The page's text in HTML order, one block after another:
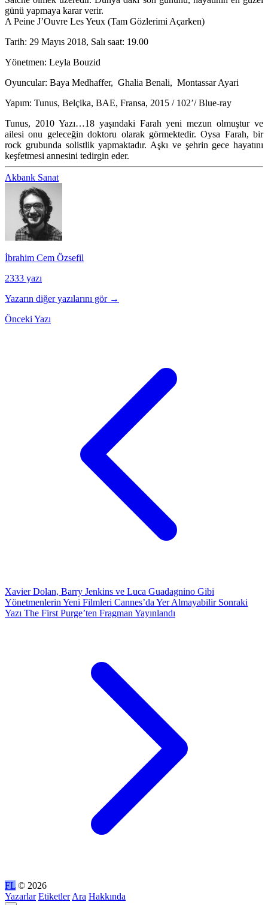
günü yapmaya karar verir.
A Peine J’Ouvre Les Yeux (Tam Gözlerimi Açarken)
Tarih: 29 Mayıs 2018, Salı saat: 19.00
Yönetmen: Leyla Bouzid
Oyuncular: Baya Medhaffer, Ghalia Benali, Montassar Ayari
Yapım: Tunus, Belçika, BAE, Fransa, 2015 / 102’/ Blue-ray
Tunus, 2010 Yazı…18 yaşındaki Farah yeni mezun olmuştur ve
ailesi onu geleceğin doktoru olarak görmektedir. Oysa Farah, bir
rock grubunda solistlik yapmaktadır. Aşkı ve şehrin gece hayatını
keşfetmesi annesini tedirgin eder.
Akbank Sanat
İbrahim Cem Özsefil
2333 yazı
Yazarın diğer yazılarını gör →
Önceki Yazı
Xavier Dolan, Barry Jenkins ve Luca Guadagnino Gibi
Yönetmenlerin Yeni Filmleri Cannes’da Yer Almayabilir Sonraki
Yazı The First Purge’ten Fragman Yayınlandı
FL © 2026
Yazarlar Etiketler Ara Hakkında